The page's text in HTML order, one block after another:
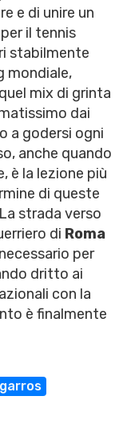
e di unire un
il tennis
stabilmente
mondiale,
mix di grinta
dai
a godersi ogni
anche quando
è la lezione più
di queste
strada verso
di Roma
per
dritto ai
con la
è finalmente